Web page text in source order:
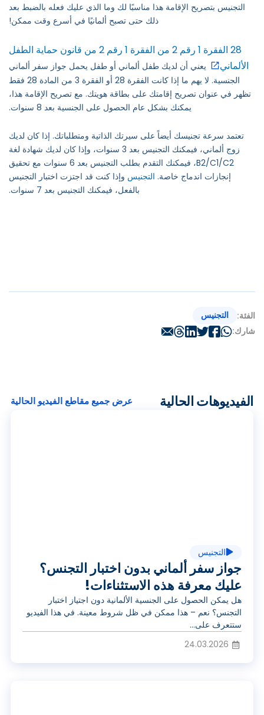
التجنيس بتصريح الإقامة هذا مناسبًا لك وما الذي عليك فعله بالضبط بعد
ذلك حتى تصبح ألمانيًا في أسرع وقت ممكن!
28 الفقرة 1 رقم 2 من الفقرة 1 رقم 2 من قانون حماية الطفل
الألماني
يعني أن لديك طفل ألماني أو طفل يحمل جواز سفر ألماني
الجنسية. لا يهم ما إذا كانت الفقرة 28 أو الفقرة 3 من المادة 28 فقط
تظهر في عنوان تصريح إقامتك على بطاقة هويتك. مع تصريح الإقامة هذا،
يمكنك بشكل عام الحصول على الجنسية بعد 8 سنوات.
تعتمد سرعة تجنيسك أيضاً على سيرتك الذاتية ومتطلباتك. إذا كان لديك
زوج ألماني، فيمكنك التجنيس بعد 3 سنوات، وإذا كان لديك شهادة لغة
B2/C1/C2، فيمكنك التقدم بطلب التجنيس بعد 6 سنوات مع تحقيق
إنجازات اندماج خاصة. التجنيس وإذا كنت قد اجتزت اختبار التجنيس
بالفعل، فيمكنك التجنيس بعد 7 سنوات.
الفئة:
التجنيس
شارك:
الفيديوهات الحالية عرض جميع مقاطع الفيديو الحالية
ي
ل
ا
التجنيس
جواز سفر ألماني بدون اختبار التجنس؟
عليك معرفة هذه الاستثناءات!
هل يمكن الحصول على الجنسية الألمانية دون اجتياز اختبار
التجنس؟ نعم – هذا ممكن في ظل شروط معينة. في هذا الفيديو
ستتعرف على...
24.03.2026